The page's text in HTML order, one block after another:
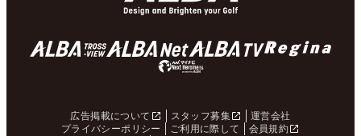
広告掲載について スタッフ募集
運営会社
プライバシーポリシー
ご利用に際して
会員規約